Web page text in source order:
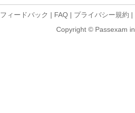
フィードバック | FAQ | プライバシー規約 |
Copyright © Passexam